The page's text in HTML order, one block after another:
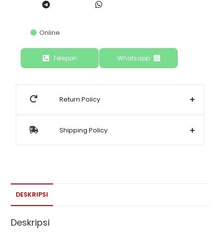
Online
Telepon Whatsapp
Return Policy
Shipping Policy
DESKRIPSI
Deskripsi